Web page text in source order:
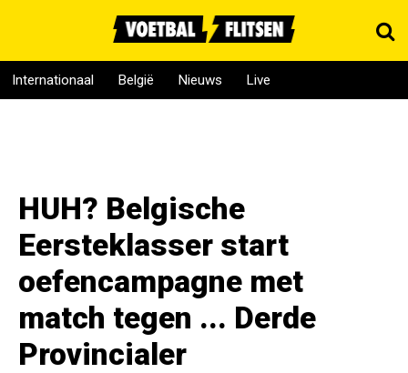
Internationaal België Nieuws Live
HUH? Belgische
Eersteklasser start
oefencampagne met
match tegen ... Derde
Provincialer